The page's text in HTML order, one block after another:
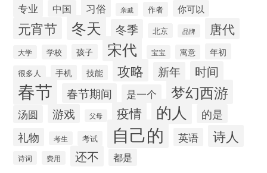
专业 中国 习俗 亲戚 作者 你可以
元宵节 冬天 冬季 北京 品牌 唐代
大学 学校 孩子 宋代 宝宝 寓意 年初
很多人 手机 技能 攻略 新年 时间
春节 春节期间 是一个 梦幻西游
汤圆 游戏 父母 疫情 的人 的是
礼物 考生 考试 自己的 英语 诗人
诗词 费用 还不 都是